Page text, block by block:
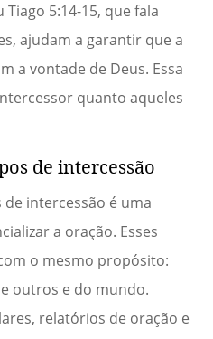
5:14-15, que fala
ajudam a garantir que a
a vontade de Deus. Essa
quanto aqueles
de intercessão
intercessão é uma
a oração. Esses
o mesmo propósito:
outros e do mundo.
relatórios de oração e